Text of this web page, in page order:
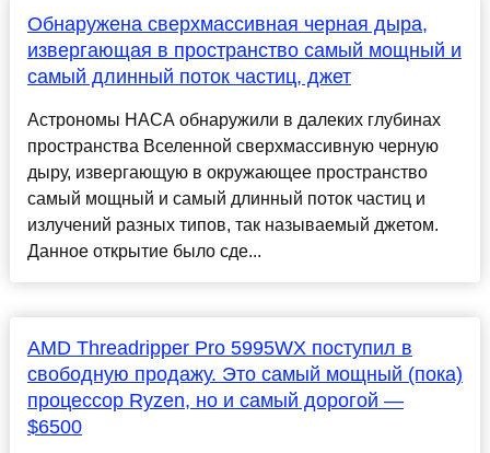
Обнаружена сверхмассивная черная дыра,
извергающая в пространство самый мощный и
самый длинный поток частиц, джет
Астрономы НАСА обнаружили в далеких глубинах
пространства Вселенной сверхмассивную черную
дыру, извергающую в окружающее пространство
самый мощный и самый длинный поток частиц и
излучений разных типов, так называемый джетом.
Данное открытие было сде...
AMD Threadripper Pro 5995WX поступил в
свободную продажу. Это самый мощный (пока)
процессор Ryzen, но и самый дорогой —
$6500